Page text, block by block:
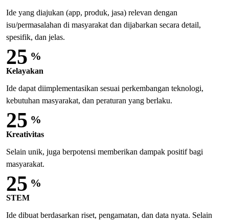
Ide yang diajukan (app, produk, jasa) relevan dengan
isu/permasalahan di masyarakat dan dijabarkan secara detail,
spesifik, dan jelas.
25%
Kelayakan
Ide dapat diimplementasikan sesuai perkembangan teknologi,
kebutuhan masyarakat, dan peraturan yang berlaku.
25%
Kreativitas
Selain unik, juga berpotensi memberikan dampak positif bagi
masyarakat.
25%
STEM
Ide dibuat berdasarkan riset, pengamatan, dan data nyata. Selain